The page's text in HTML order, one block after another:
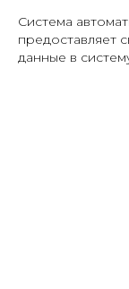
Система
предоставляет
данные в